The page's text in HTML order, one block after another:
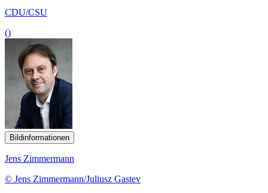
CDU/CSU
()
Bildinformationen
Jens Zimmermann
© Jens Zimmermann/Juliusz Gastev